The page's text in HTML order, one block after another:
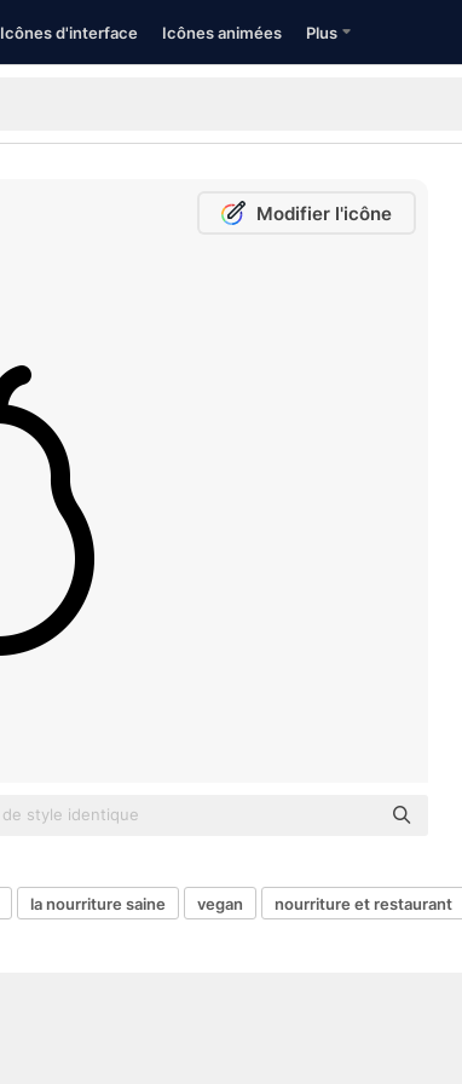
Icônes d'interface Icônes animées Plus
Modifier l'icône
la nourriture saine vegan nourriture et restaurant